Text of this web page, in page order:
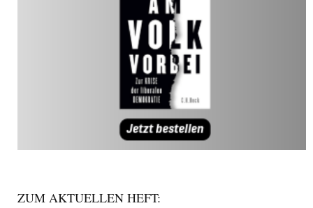
ZUM AKTUELLEN HEFT: